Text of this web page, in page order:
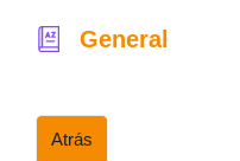
General
Atrás